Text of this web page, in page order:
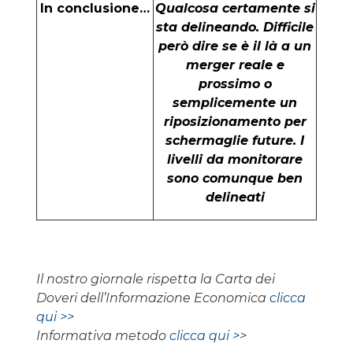
In conclusione… Qualcosa certamente si
sta delineando. Difficile
però dire se è il là a un
merger reale e
prossimo o
semplicemente un
riposizionamento per
schermaglie future. I
livelli da monitorare
sono comunque ben
delineati
Il nostro giornale rispetta la Carta dei
Doveri dell’Informazione Economica clicca
qui >>
Informativa metodo clicca qui >>